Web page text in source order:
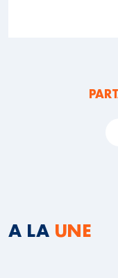
A LA UNE